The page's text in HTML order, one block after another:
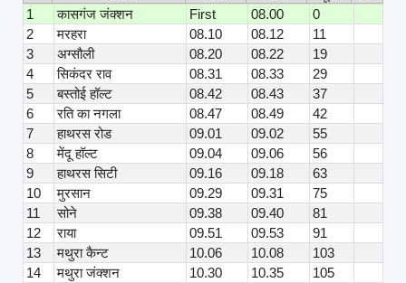
1
कासगंज जंक्शन First 08.00
0
2
मरहरा 08.10 08.12
11
3
अग्सौली 08.20 08.22
19
4
सिकंदर राव 08.31 08.33
29
5
बस्तोई हॉल्ट 08.42 08.43
37
6
रति का नगला 08.47 08.49
42
7
हाथरस रोड 09.01 09.02
55
8
मेंदू हॉल्ट 09.04 09.06
56
9
हाथरस सिटी 09.16 09.18
63
10
मुरसान 09.29 09.31
75
11
सोने 09.38 09.40
81
12
राया 09.51 09.53
91
13
मथुरा कैन्ट 10.06 10.08
103
14
मथुरा जंक्शन 10.30 10.35
105